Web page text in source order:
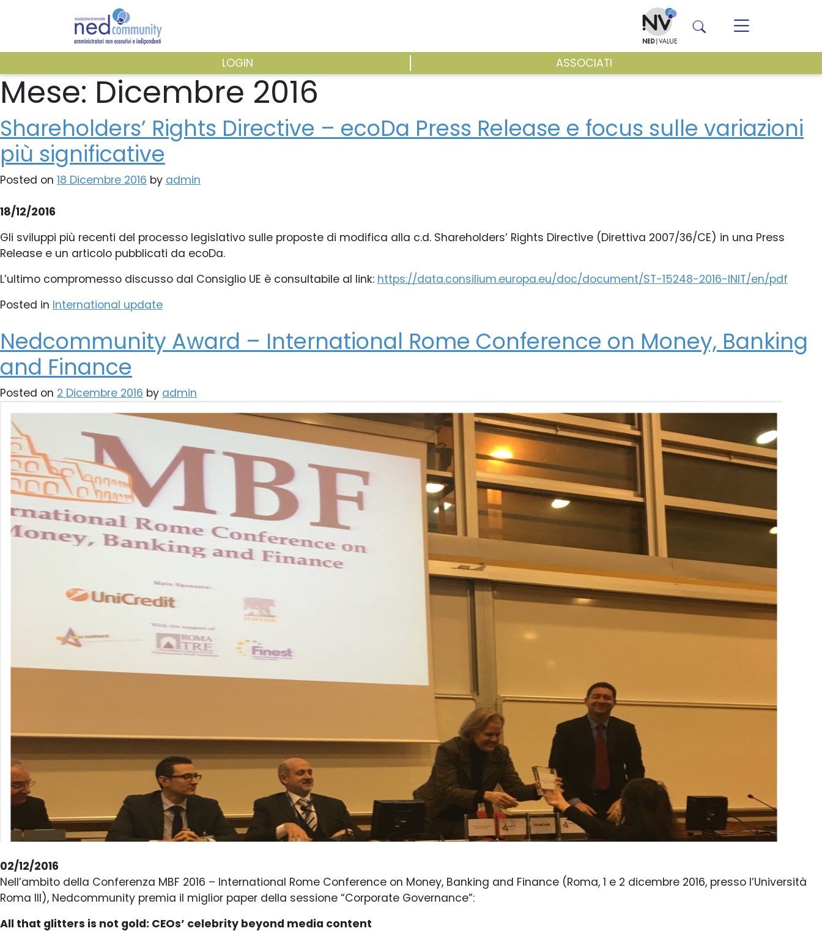
LOGIN
ASSOCIATI
ASSOCIAZIONE ATTIVITÀ
PUBBLICAZIONI
Mese: Dicembre 2016
Shareholders’ Rights Directive – ecoDa Press Release e focus sulle variazioni
più significative
Posted on 18 Dicembre 2016 by admin
18/12/2016
Gli sviluppi più recenti del processo legislativo sulle proposte di modifica alla c.d. Shareholders’ Rights Directive (Direttiva 2007/36/CE) in una Press
Release e un articolo pubblicati da ecoDa.
L’ultimo compromesso discusso dal Consiglio UE è consultabile al link: https://data.consilium.europa.eu/doc/document/ST-15248-2016-INIT/en/pdf
Posted in International update
Nedcommunity Award – International Rome Conference on Money, Banking
and Finance
Posted on 2 Dicembre 2016 by admin
02/12/2016
Nell’ambito della Conferenza MBF 2016 – International Rome Conference on Money, Banking and Finance (Roma, 1 e 2 dicembre 2016, presso l’Università
Roma III), Nedcommunity premia il miglior paper della sessione “Corporate Governance”:
All that glitters is not gold: CEOs’ celebrity beyond media content